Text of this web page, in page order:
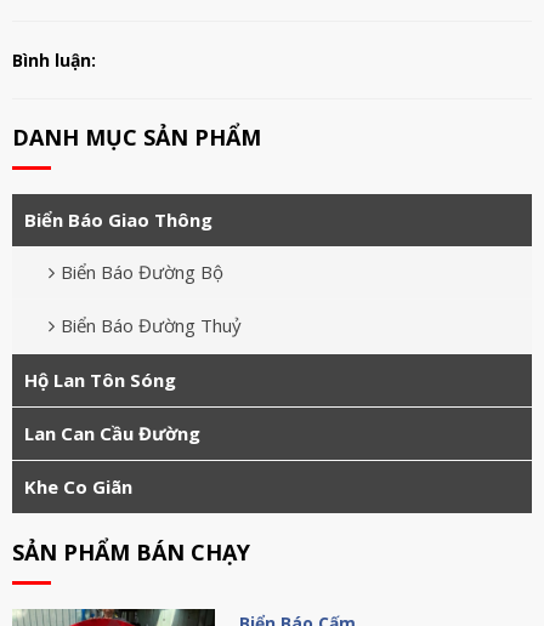
Bình luận:
DANH MỤC SẢN PHẨM
Biển Báo Giao Thông
Biển Báo Đường Bộ
Biển Báo Đường Thuỷ
Hộ Lan Tôn Sóng
Lan Can Cầu Đường
Khe Co Giãn
SẢN PHẨM BÁN CHẠY